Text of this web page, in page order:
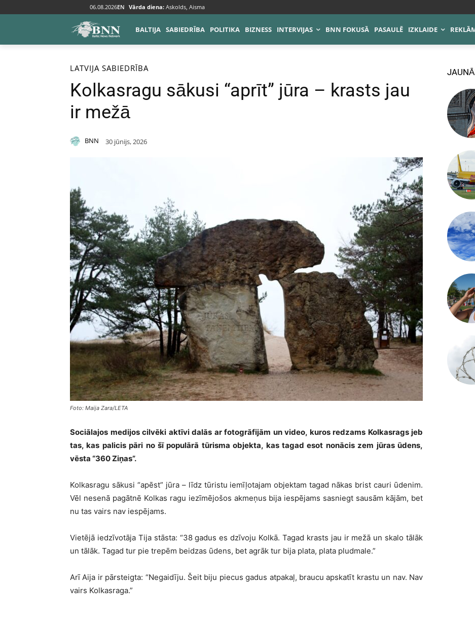
06.08.2026EN Vārda diena: Askolds, Aisma
BALTIJA SABIEDRĪBA POLITIKA BIZNESS INTERVIJAS BNN FOKUSĀ PASAULĒ IZKLAIDE
Sākums Baltija Latvija
LATVIJA SABIEDRĪBA
Kolkasragu sākusi “aprīt” jūra – krasts jau
ir mežā
BNN 30 jūnijs, 2026
Foto: Maija Zara/LETA
Sociālajos medijos cilvēki aktīvi dalās ar fotogrāfijām un video, kuros redzams Kolkasrags jeb
tas, kas palicis pāri no šī populārā tūrisma objekta, kas tagad esot nonācis zem jūras ūdens,
vēsta “360 Ziņas”.
Kolkasragu sākusi “apēst” jūra – līdz tūristu iemīļotajam objektam tagad nākas brist cauri ūdenim.
Vēl nesenā pagātnē Kolkas ragu iezīmējošos akmeņus bija iespējams sasniegt sausām kājām, bet
nu tas vairs nav iespējams.
Vietējā iedzīvotāja Tija stāsta: “38 gadus es dzīvoju Kolkā. Tagad krasts jau ir mežā un skalo tālāk
un tālāk. Tagad tur pie trepēm beidzas ūdens, bet agrāk tur bija plata, plata pludmale.”
Arī Aija ir pārsteigta: “Negaidīju. Šeit biju piecus gadus atpakaļ, braucu apskatīt krastu un nav. Nav
vairs Kolkasraga.”